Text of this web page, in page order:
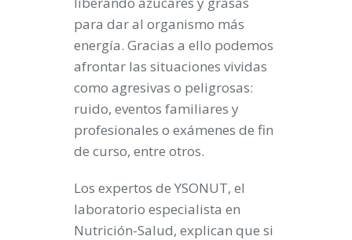
para dar al organismo más
energía. Gracias a ello podemos
afrontar las situaciones vividas
como agresivas o peligrosas:
ruido, eventos familiares y
profesionales o exámenes de fin
de curso, entre otros.
Los expertos de YSONUT, el
laboratorio especialista en
Nutrición-Salud, explican que si